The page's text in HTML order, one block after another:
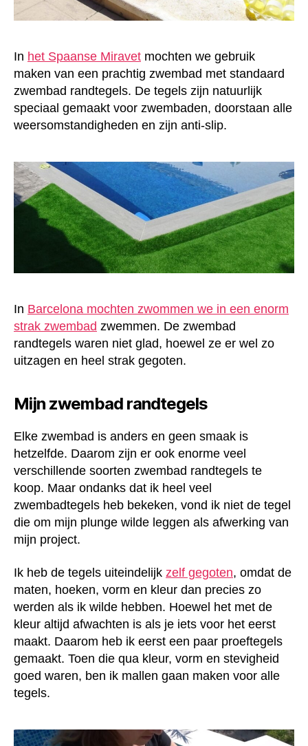
In het Spaanse Miravet mochten we gebruik
maken van een prachtig zwembad met standaard
zwembad randtegels. De tegels zijn natuurlijk
speciaal gemaakt voor zwembaden, doorstaan alle
weersomstandigheden en zijn anti-slip.
In Barcelona mochten zwommen we in een enorm
strak zwembad zwemmen. De zwembad
randtegels waren niet glad, hoewel ze er wel zo
uitzagen en heel strak gegoten.
Mijn zwembad randtegels
Elke zwembad is anders en geen smaak is
hetzelfde. Daarom zijn er ook enorme veel
verschillende soorten zwembad randtegels te
koop. Maar ondanks dat ik heel veel
zwembadtegels heb bekeken, vond ik niet de tegel
die om mijn plunge wilde leggen als afwerking van
mijn project.
Ik heb de tegels uiteindelijk zelf gegoten, omdat de
maten, hoeken, vorm en kleur dan precies zo
werden als ik wilde hebben. Hoewel het met de
kleur altijd afwachten is als je iets voor het eerst
maakt. Daarom heb ik eerst een paar proeftegels
gemaakt. Toen die qua kleur, vorm en stevigheid
goed waren, ben ik mallen gaan maken voor alle
tegels.